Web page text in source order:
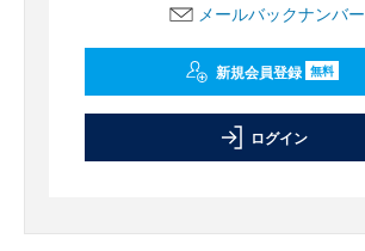
メールバックナンバー
新規会員登録 無料
ログイン